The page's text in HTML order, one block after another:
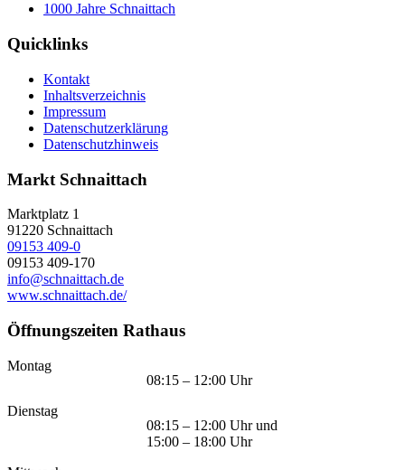
1000 Jahre Schnaittach
Quicklinks
Kontakt
Inhaltsverzeichnis
Impressum
Datenschutzerklärung
Datenschutzhinweis
Markt Schnaittach
Marktplatz 1
91220 Schnaittach
09153 409-0
09153 409-170
info@schnaittach.de
www.schnaittach.de/
Öffnungszeiten Rathaus
Montag
08:15 – 12:00 Uhr
Dienstag
08:15 – 12:00 Uhr und
15:00 – 18:00 Uhr